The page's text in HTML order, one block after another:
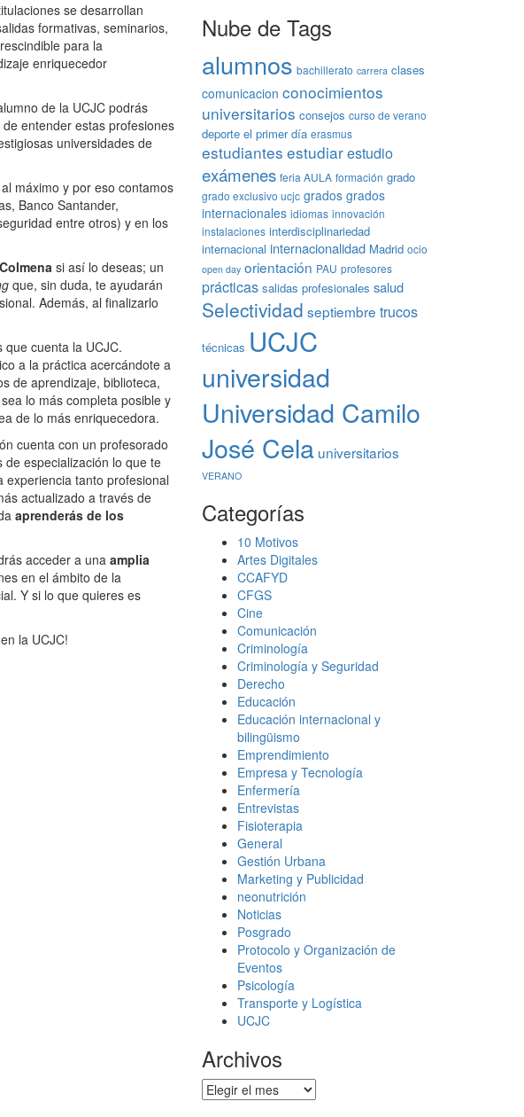
se desarrollan
formativas, seminarios,
para la
enriquecedor
de la UCJC podrás
entender estas profesiones
universidades de
máximo y por eso contamos
Banco Santander,
entre otros) y en los
si así lo deseas; un
que, sin duda, te ayudarán
Además, al finalizarlo
cuenta la UCJC.
a la práctica acercándote a
de aprendizaje, biblioteca,
lo más completa posible y
de lo más enriquecedora.
cuenta con un profesorado
especialización lo que te
tanto profesional
actualizado a través de
aprenderás de los
acceder a una amplia
en el ámbito de la
Y si lo que quieres es
la UCJC!
Nube de Tags
alumnos bachillerato carrera clases
comunicacion conocimientos
universitarios consejos curso de verano
deporte el primer día erasmus
estudiantes estudiarestudio
exámenes feria AULA formación grado
grado exclusivo ucjc grados grados
internacionales idiomas innovación
instalaciones interdisciplinariedad
internacional internacionalidad Madrid ocio
open day orientación PAU profesores
prácticas salidas profesionales salud
Selectividad septiembre trucos
técnicas UCJC
universidad
Universidad Camilo
José Cela universitarios
VERANO
Categorías
10 Motivos
Artes Digitales
CCAFYD
CFGS
Cine
Comunicación
Criminología
Criminología y Seguridad
Derecho
Educación
Educación internacional y
bilingüismo
Emprendimiento
Empresa y Tecnología
Enfermería
Entrevistas
Fisioterapia
General
Gestión Urbana
Marketing y Publicidad
neonutrición
Noticias
Posgrado
Protocolo y Organización de
Eventos
Psicología
Transporte y Logística
UCJC
Archivos
Archivos